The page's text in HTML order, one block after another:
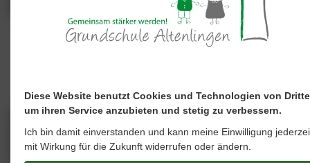
PowerballturnierKarneval
Gottesdienst
Low-T-
Diese Website benutzt Cookies und Technologien von
um ihren Service anzubieten und stetig zu verbessern.
Ich bin damit einverstanden und kann meine Einwilligung
mit Wirkung für die Zukunft widerrufen oder ändern.